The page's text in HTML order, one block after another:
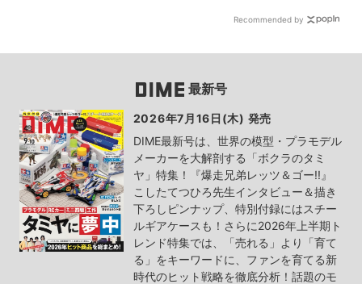
Recommended by
最新号
2026年7月16日(木) 発売
DIME最新号は、世界の模型・プラモデル
メーカーを大解剖する「ボクラのタミ
ヤ」特集！『爆走兄弟レッツ＆ゴー!!』
こしたてつひろ先生インタビュー＆描き
下ろしピンナップ、特別付録にはスチー
ルギアケースも！さらに2026年上半期ト
レンド特集では、「売れる」より「育て
る」をキーワードに、ファンを育てる新
時代のヒット戦略を徹底分析！話題のモ